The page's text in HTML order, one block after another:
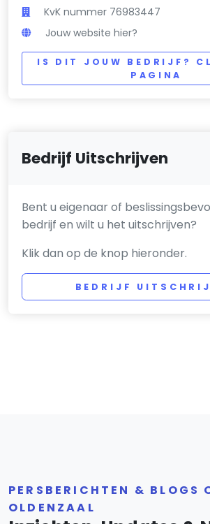
KvK nummer 76983447
Jouw website hier?
IS DIT JOUW BEDRIJF?
PAGINA
Bedrijf Uitschrijven
Bent u eigenaar of
bedrijf en wilt u het uitschrijven?
Klik dan op de knop hieronder.
BEDRIJF
PERSBERICHTEN & BLOGS
OLDENZAAL